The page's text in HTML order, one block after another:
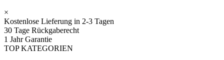
×
Kostenlose Lieferung in 2-3 Tagen
30 Tage Rückgaberecht
1 Jahr Garantie
TOP KATEGORIEN